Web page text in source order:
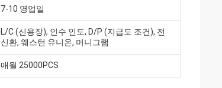
7-10 영업일
L/C (신용장), 인수 인도, D/P (지급도 조건), 전
신환, 웨스턴 유니온, 머니그램
매월 25000PCS